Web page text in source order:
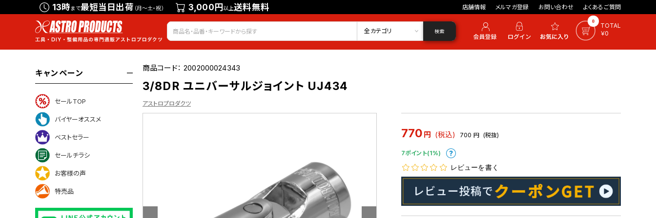
13時まで最短当日出荷 （月～土・祝） 3,000円以上送料無料 店舗情報 メルマガ登録 お問い合わせ よくあるご質問
会員登録 ログイン お気に入り 0
TOTAL
￥0
全カテゴリ 検索
キャンペーン
セールTOP
バイヤーオススメ
ベストセラー
セールチラシ
お客様の声
特売品
商品コード：2002000024343
3/8DR ユニバーサルジョイント UJ434
アストロプロダクツ
770 円 (税込) 700 円 (税抜)
7ポイント(1%)
レビューを書く